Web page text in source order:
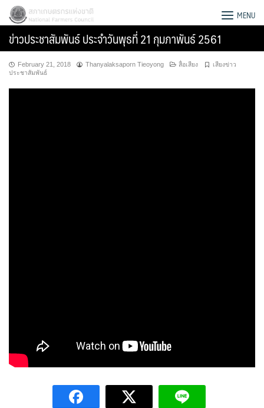
Skip
content
สภาเกษตรกรแห่งชาติ MENU
ข่าวประชาสัมพันธ์ ประจำวันพุธที่ 21 กุมภาพันธ์ 2561
February 21, 2018 Thanyalaksaporn Tieoyong สื่อเสียง
เสียงข่าว
ประชาสัมพันธ์